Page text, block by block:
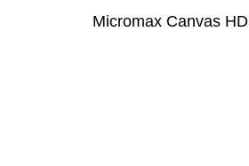
Micromax Canvas HD